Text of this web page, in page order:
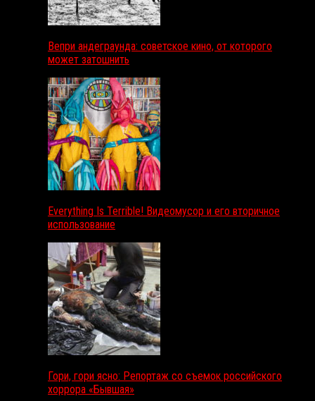
Вепри андеграунда: советское кино, от которого
может затошнить
Everything Is Terrible! Видеомусор и его вторичное
использование
Гори, гори ясно: Репортаж со съемок российского
хоррора «Бывшая»